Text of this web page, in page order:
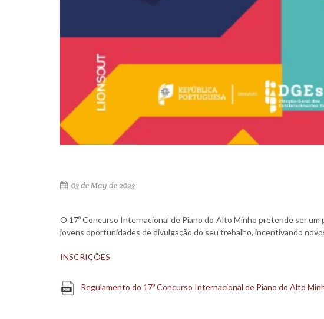
03 de May de 2023
O 17º Concurso Internacional de Piano do Alto Minho pretende ser
jovens oportunidades de divulgação do seu trebalho, incentivando
INSCRIÇÕES
Regulamento do 17º Concurso Internacional de Piano do Alto